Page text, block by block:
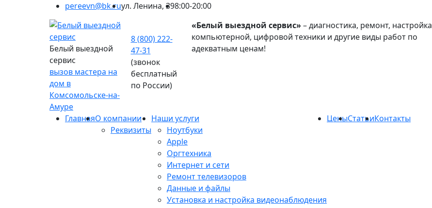
pereevn@bk.ruул. Ленина, 398:00-20:00
Белый выездной
сервис
вызов мастера на
дом в
Комсомольске-на-
Амуре
8 (800) 222-
47-31
(звонок
бесплатный
по России)
«Белый выездной сервис» – диагностика, ремонт, настройка
компьютерной, цифровой техники и другие виды работ по
адекватным ценам!
ГлавнаяО компании
Реквизиты
Наши услуги
Ноутбуки
Apple
Оргтехника
Интернет и сети
Ремонт телевизоров
Данные и файлы
Установка и настройка видеонаблюдения
ЦеныСтатьиКонтакты